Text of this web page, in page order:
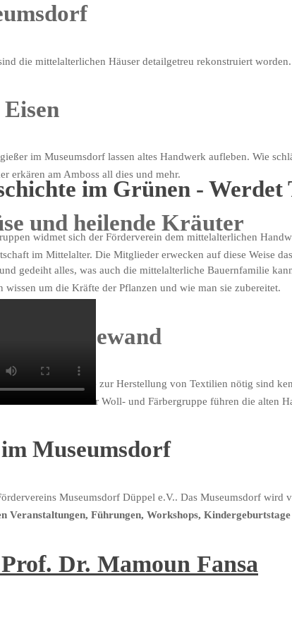
die mittelalterlichen Häuser detailgetreu rekonstruiert
im Museumsdorf lassen altes Handwerk aufleben. Wie
erkären am Amboss all dies und mehr.
und heilende Kräuter
gedeiht alles, was auch die mittelalterliche Bauernfamilie
wissen um die Kräfte der Pflanzen und wie man sie zubereitet.
zum Gewand
Viele Fertigkeiten, die zur Herstellung von Textilien nötig sind
Ehrenamtlichen der Woll- und Färbergruppe führen die alten
im Grünen -
widmet sich der Förderverein dem mittelalterlichen
im Mittelalter. Die Mitglieder erwecken auf diese Weise
Museumsdorf
Museumsdorf Düppel e.V.. Das Museumsdorf wird
Veranstaltungen, Führungen, Workshops,
Dr. Mamoun Fansa